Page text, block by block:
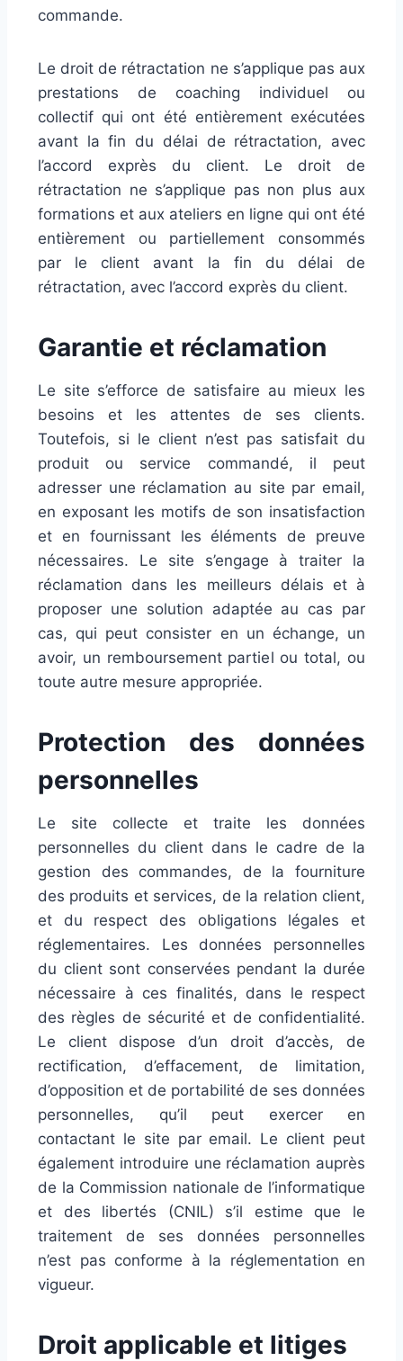
commande.
Le droit de rétractation ne s’applique pas aux
prestations de coaching individuel ou
collectif qui ont été entièrement exécutées
avant la fin du délai de rétractation, avec
l’accord exprès du client. Le droit de
rétractation ne s’applique pas non plus aux
formations et aux ateliers en ligne qui ont été
entièrement ou partiellement consommés
par le client avant la fin du délai de
rétractation, avec l’accord exprès du client.
Garantie et réclamation
Le site s’efforce de satisfaire au mieux les
besoins et les attentes de ses clients.
Toutefois, si le client n’est pas satisfait du
produit ou service commandé, il peut
adresser une réclamation au site par email,
en exposant les motifs de son insatisfaction
et en fournissant les éléments de preuve
nécessaires. Le site s’engage à traiter la
réclamation dans les meilleurs délais et à
proposer une solution adaptée au cas par
cas, qui peut consister en un échange, un
avoir, un remboursement partiel ou total, ou
toute autre mesure appropriée.
Protection des données
personnelles
Le site collecte et traite les données
personnelles du client dans le cadre de la
gestion des commandes, de la fourniture
des produits et services, de la relation client,
et du respect des obligations légales et
réglementaires. Les données personnelles
du client sont conservées pendant la durée
nécessaire à ces finalités, dans le respect
des règles de sécurité et de confidentialité.
Le client dispose d’un droit d’accès, de
rectification, d’effacement, de limitation,
d’opposition et de portabilité de ses données
personnelles, qu’il peut exercer en
contactant le site par email. Le client peut
également introduire une réclamation auprès
de la Commission nationale de l’informatique
et des libertés (CNIL) s’il estime que le
traitement de ses données personnelles
n’est pas conforme à la réglementation en
vigueur.
Droit applicable et litiges